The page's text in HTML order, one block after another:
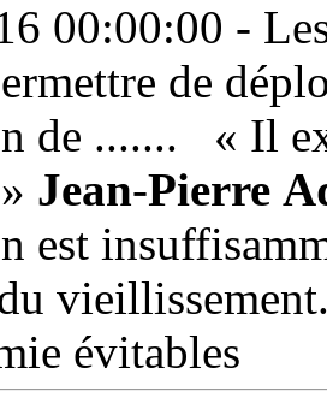
00:00:00 -
de
de ....... « Il
Jean-Pierre
est
évitables